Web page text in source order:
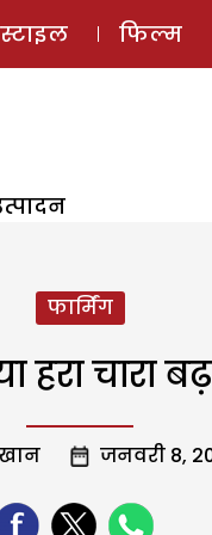
ई-
फिल्म
फार्मिंग
चारा
जनवरी 8,